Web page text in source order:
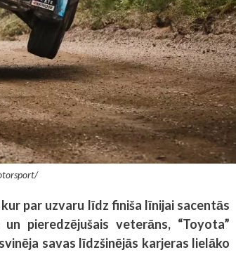
par uzvaru līdz finiša līnijai sacentās
pieredzējušais veterāns, “Toyota”
savas līdzšinējās karjeras lielāko